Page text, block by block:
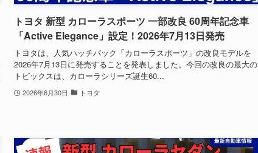
トヨタ 新型 カローラスポーツ 一部改良 60周年記念車
「Active Elegance」設定！2026年7月13日発売
トヨタは、人気ハッチバック「カローラスポーツ」の改良モデルを
2026年7月13日に発売することを発表しました。今回の改良の最大の
トピックスは、カローラシリーズ誕生60...
2026年6月30日 トヨタ